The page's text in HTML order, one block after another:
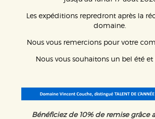
Les expéditions repredront après la
domaine.
Nous vous remercions pour votre
Nous vous souhaitons un bel été et
Bénéficiez de 10% de remise grâce